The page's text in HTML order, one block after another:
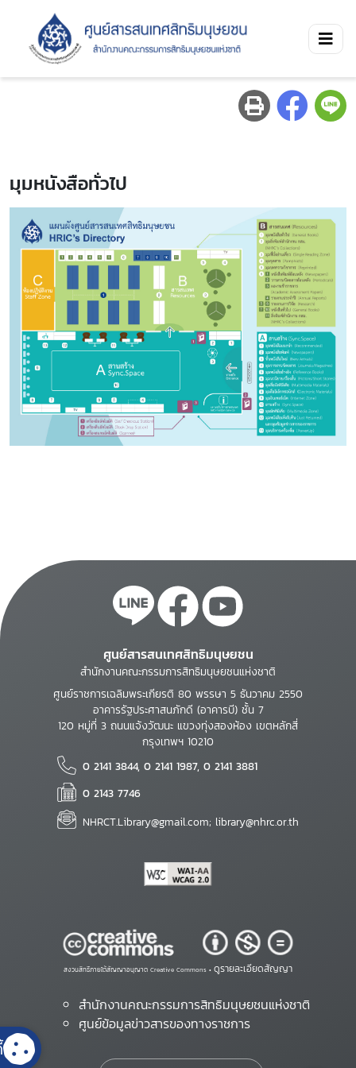
มุมหนังสือทั่วไป
ศูนย์สารสนเทศสิทธิมนุษยชน
สำนักงานคณะกรรมการสิทธิมนุษยชนแห่งชาติ
ศูนย์ราชการเฉลิมพระเกียรติ 80 พรรษา 5 ธันวาคม 2550
อาคารรัฐประศาสนภักดี (อาคารบี) ชั้น 7
120 หมู่ที่ 3 ถนนแจ้งวัฒนะ แขวงทุ่งสองห้อง เขตหลักสี่
กรุงเทพฯ 10210
0 2141 3844, 0 2141 1987, 0 2141 3881
0 2143 7746
NHRCT.Library@gmail.com; library@nhrc.or.th
สงวนสิทธิ์ภายใต้สัญญาอนุญาต Creative Commons • ดูรายละเอียดสัญญา
สำนักงานคณะกรรมการสิทธิมนุษยชนแห่งชาติ
ศูนย์ข้อมูลข่าวสารของทางราชการ